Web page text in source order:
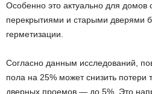
Особенно это актуально для домов
перекрытиями и старыми дверями
герметизации.
Согласно данным исследований,
пола на 25% может снизить потери
дверных проемов — до 5%. Это